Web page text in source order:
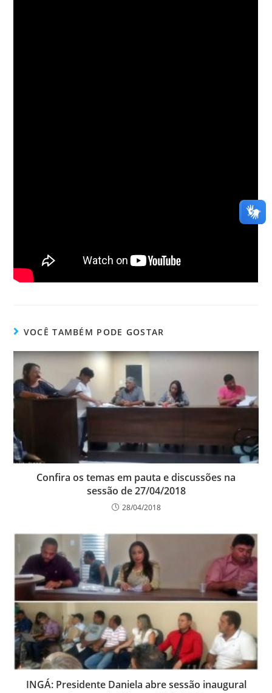
VOCÊ TAMBÉM PODE GOSTAR
Confira os temas em pauta e discussões na
sessão de 27/04/2018
28/04/2018
INGÁ: Presidente Daniela abre sessão inaugural